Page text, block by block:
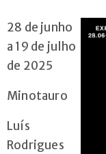
Cursos
Livres
28 de junho
a 19 de julho
de 2025
Minotauro
Luís
Rodrigues